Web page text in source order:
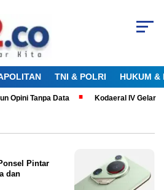
TNI & POLRI HUKUM &
Opini Tanpa Data Kodaeral IV Gelar
Pintar
dan